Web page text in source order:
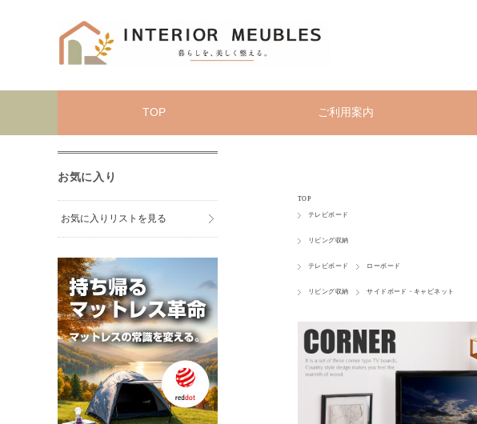
TOP ご利用案内
TOP
テレビボード
リビング収納
テレビボード ローボード
リビング収納 サイドボード・キャビネット
お気に入り
お気に入りリストを見る